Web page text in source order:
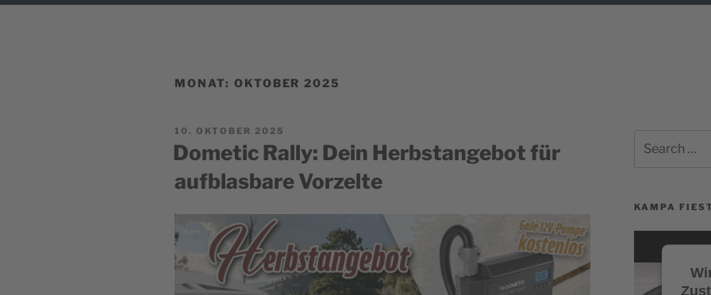
MONAT: OKTOBER 2025
POSTED
10. OKTOBER 2025
Dometic Rally: Dein Herbstangebot für
aufblasbare Vorzelte
for:
KAMPA